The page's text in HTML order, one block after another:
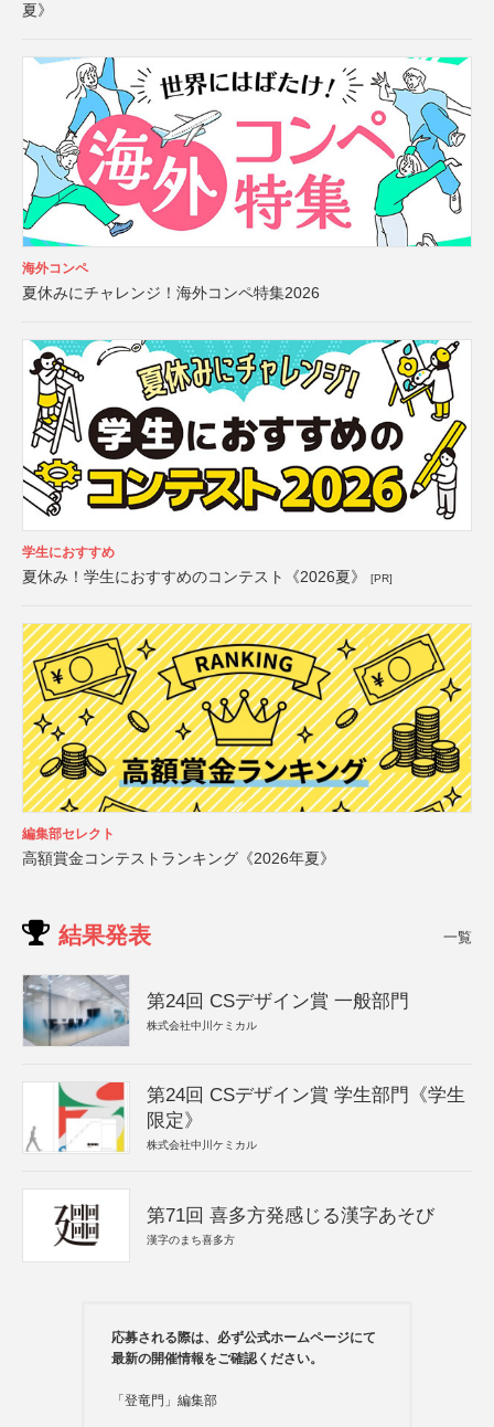
夏》
海外コンペ
夏休みにチャレンジ！海外コンペ特集2026
学生におすすめ
夏休み！学生におすすめのコンテスト《2026夏》 [PR]
編集部セレクト
高額賞金コンテストランキング《2026年夏》
結果発表 一覧
第24回 CSデザイン賞 一般部門
株式会社中川ケミカル
第24回 CSデザイン賞 学生部門《学生
限定》
株式会社中川ケミカル
第71回 喜多方発感じる漢字あそび
漢字のまち喜多方
応募される際は、必ず公式ホームページにて
最新の開催情報をご確認ください。
「登竜門」編集部